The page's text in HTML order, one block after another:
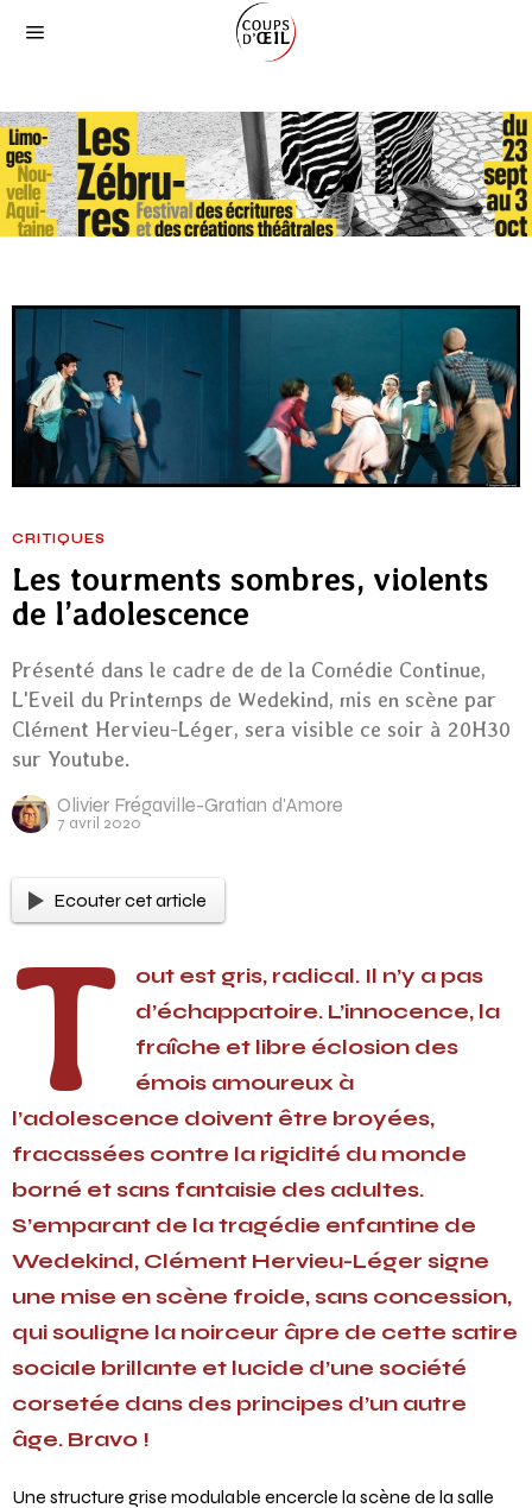
CRITIQUES
Les tourments sombres, violents
de l’adolescence
Présenté dans le cadre de de la Comédie Continue,
L'Eveil du Printemps de Wedekind, mis en scène par
Clément Hervieu-Léger, sera visible ce soir à 20H30
sur Youtube.
Olivier Frégaville-Gratian d'Amore
7 avril 2020
Ecouter cet article
T
out est gris, radical. Il n’y a pas
d’échappatoire. L’innocence, la
fraîche et libre éclosion des
émois amoureux à
l’adolescence doivent être broyées,
fracassées contre la rigidité du monde
borné et sans fantaisie des adultes.
S’emparant de la tragédie enfantine de
Wedekind, Clément Hervieu-Léger signe
une mise en scène froide, sans concession,
qui souligne la noirceur âpre de cette satire
sociale brillante et lucide d’une société
corsetée dans des principes d’un autre
âge. Bravo !
Une structure grise modulable encercle la scène de la salle